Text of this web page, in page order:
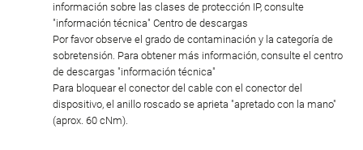
información sobre las clases de protección IP, consulte
"información técnica" Centro de descargas
Por favor observe el grado de contaminación y la categoría de
sobretensión. Para obtener más información, consulte el centro
de descargas "información técnica"
Para bloquear el conector del cable con el conector del
dispositivo, el anillo roscado se aprieta "apretado con la mano"
(aprox. 60 cNm).